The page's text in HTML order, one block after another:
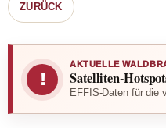
ZURÜCK
!
AKTUELLE
Satelliten-
EFFIS-Daten für die